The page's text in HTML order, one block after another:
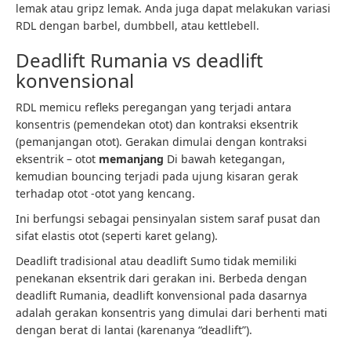
lemak atau gripz lemak. Anda juga dapat melakukan variasi
RDL dengan barbel, dumbbell, atau kettlebell.
Deadlift Rumania vs deadlift
konvensional
RDL memicu refleks peregangan yang terjadi antara
konsentris (pemendekan otot) dan kontraksi eksentrik
(pemanjangan otot). Gerakan dimulai dengan kontraksi
eksentrik – otot memanjang Di bawah ketegangan,
kemudian bouncing terjadi pada ujung kisaran gerak
terhadap otot -otot yang kencang.
Ini berfungsi sebagai pensinyalan sistem saraf pusat dan
sifat elastis otot (seperti karet gelang).
Deadlift tradisional atau deadlift Sumo tidak memiliki
penekanan eksentrik dari gerakan ini. Berbeda dengan
deadlift Rumania, deadlift konvensional pada dasarnya
adalah gerakan konsentris yang dimulai dari berhenti mati
dengan berat di lantai (karenanya “deadlift”).